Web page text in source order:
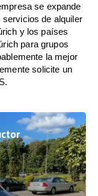
se expande
de alquiler
y los países
para grupos
la mejor
solicite un